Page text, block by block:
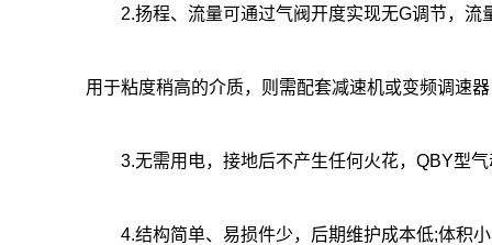
2.扬程、流量可通过气阀开度实现无G调节，流
用于粘度稍高的介质，则需配套减速机或变频调速
3.无需用电，接地后不产生任何火花，QBY型气
4.结构简单、易损件少，后期维护成本低;体积小